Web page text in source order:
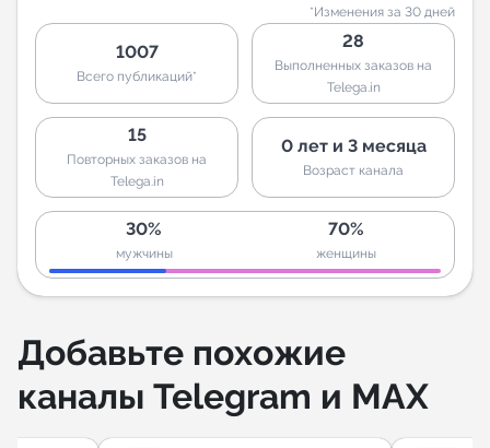
*Изменения за 30 дней
1007
Всего публикаций*
28
Выполненных заказов на
Telega.in
15
Повторных заказов на
Telega.in
0 лет и 3 месяца
Возраст канала
30%
мужчины
70%
женщины
Добавьте похожие
каналы Telegram и MAX